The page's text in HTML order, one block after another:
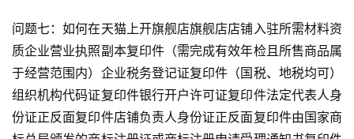
问题七：如何在天猫上开旗舰店旗舰店店铺入驻所需材料资
质企业营业执照副本复印件（需完成有效年检且所售商品属
于经营范围内）企业税务登记证复印件（国税、地税均可）
组织机构代码证复印件银行开户许可证复印件法定代表人身
份证正反面复印件店铺负责人身份证正反面复印件由国家商